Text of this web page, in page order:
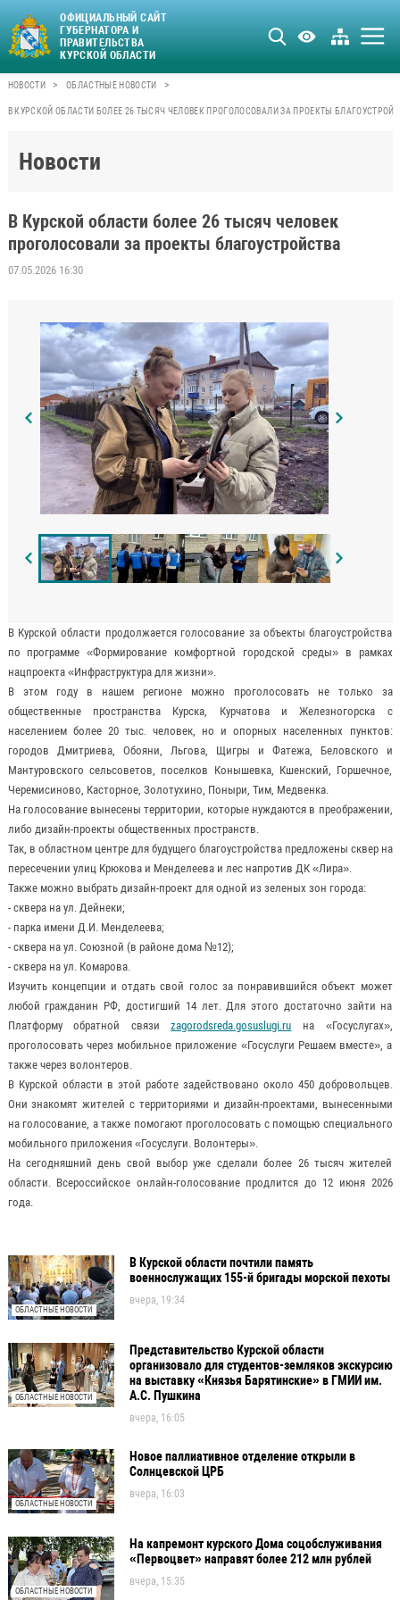
ОФИЦИАЛЬНЫЙ САЙТ
ГУБЕРНАТОРА И
ПРАВИТЕЛЬСТВА
КУРСКОЙ ОБЛАСТИ
НОВОСТИ > ОБЛАСТНЫЕ НОВОСТИ >
В КУРСКОЙ ОБЛАСТИ БОЛЕЕ 26 ТЫСЯЧ ЧЕЛОВЕК ПРОГОЛОСОВАЛИ ЗА ПРОЕКТЫ
Новости
В Курской области более 26 тысяч человек
проголосовали за проекты благоустройства
07.05.2026 16:30
В Курской области продолжается голосование за объекты благоустройства
по программе «Формирование комфортной городской среды» в рамках
нацпроекта «Инфраструктура для жизни».
В этом году в нашем регионе можно проголосовать не только за
общественные пространства Курска, Курчатова и Железногорска с
населением более 20 тыс. человек, но и опорных населенных пунктов:
городов Дмитриева, Обояни, Льгова, Щигры и Фатежа, Беловского и
Мантуровского сельсоветов, поселков Конышевка, Кшенский, Горшечное,
Черемисиново, Касторное, Золотухино, Поныри, Тим, Медвенка.
На голосование вынесены территории, которые нуждаются в преображении,
либо дизайн-проекты общественных пространств.
Так, в областном центре для будущего благоустройства предложены сквер на
пересечении улиц Крюкова и Менделеева и лес напротив ДК «Лира».
Также можно выбрать дизайн-проект для одной из зеленых зон города:
- сквера на ул. Дейнеки;
- парка имени Д.И. Менделеева;
- сквера на ул. Союзной (в районе дома №12);
- сквера на ул. Комарова.
Изучить концепции и отдать свой голос за понравившийся объект может
любой гражданин РФ, достигший 14 лет. Для этого достаточно зайти на
Платформу обратной связиzagorodsreda.gosuslugi.ru на «Госуслугах»,
проголосовать через мобильное приложение «Госуслуги Решаем вместе», а
также через волонтеров.
В Курской области в этой работе задействовано около 450 добровольцев.
Они знакомят жителей с территориями и дизайн-проектами, вынесенными
на голосование, а также помогают проголосовать с помощью специального
мобильного приложения «Госуслуги. Волонтеры».
На сегодняшний день свой выбор уже сделали более 26 тысяч жителей
области. Всероссийское онлайн-голосование продлится до 12 июня 2026
года.
ОБЛАСТНЫЕ НОВОСТИ
В Курской области почтили память
военнослужащих 155-й бригады морской пехоты
вчера, 19:34
ОБЛАСТНЫЕ НОВОСТИ
Представительство Курской области
организовало для студентов-земляков экскурсию
на выставку «Князья Барятинские» в ГМИИ им.
А.С. Пушкина
вчера, 16:05
ОБЛАСТНЫЕ НОВОСТИ
Новое паллиативное отделение открыли в
Солнцевской ЦРБ
вчера, 16:03
ОБЛАСТНЫЕ НОВОСТИ
На капремонт курского Дома соцобслуживания
«Первоцвет» направят более 212 млн рублей
вчера, 15:35